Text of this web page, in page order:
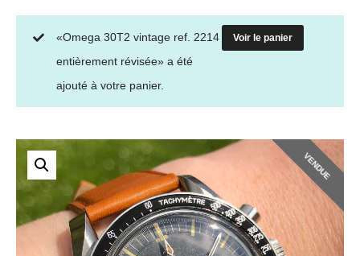
Voir le panier
«Omega 30T2 vintage ref. 2214
entièrement révisée» a été
ajouté à votre panier.
VENDUE